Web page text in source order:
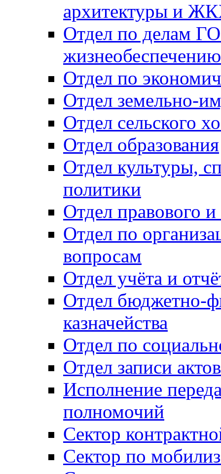
архитектуры и
Отдел по делам
Отдел по
Отдел земельно-
Отдел сельского
Отдел образования
Отдел культуры,
политики
Отдел правового
Отдел по
вопросам
Отдел учёта и
Отдел бюджетно-
казначейства
Отдел по
Отдел записи
Исполнение
полномочий
Сектор
Сектор по